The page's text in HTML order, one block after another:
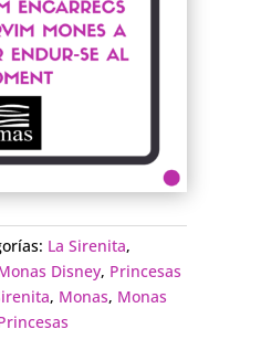
La Sirenita,
Disney, Princesas
, Monas, Monas